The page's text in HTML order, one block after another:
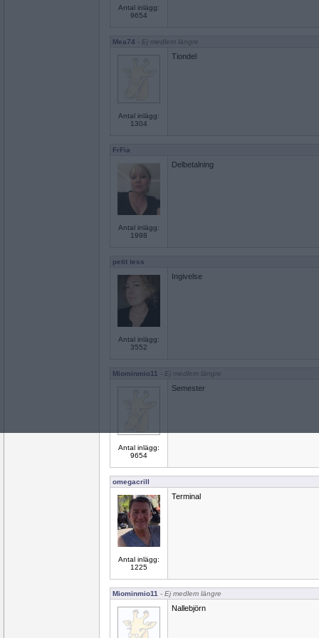
Antal inlägg:
9654
Mea74 - Ej medlem längre
Antal inlägg:
1304
Tiondel
FrFia
Antal inlägg:
1998
Delbetalning
petit tess
Antal inlägg:
3552
Ingivelse
Miominmio11 - Ej medlem längre
Antal inlägg:
9654
Semester
omegacrill
Antal inlägg:
1225
Terminal
Miominmio11 - Ej medlem längre
Nallebjörn